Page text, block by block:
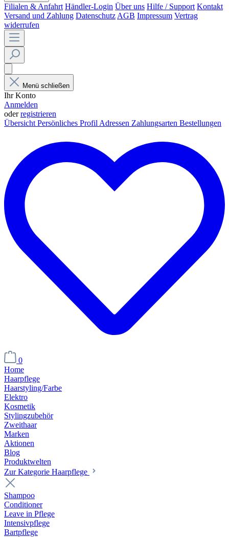
Filialen & Anfahrt Händler-Login Über uns Hilfe / Support Kontakt
Versand und Zahlung Datenschutz AGB Impressum Vertrag
widerrufen
Menü schließen
Ihr Konto
Anmelden
oderregistrieren
Übersicht Persönliches Profil Adressen Zahlungsarten Bestellungen
0
Home
Haarpflege
Haarstyling/Farbe
Elektro
Kosmetik
Stylingzubehör
Zweithaar
Marken
Aktionen
Blog
Produktwelten
Zur Kategorie Haarpflege
Shampoo
Conditioner
Leave in Pflege
Intensivpflege
Bartpflege